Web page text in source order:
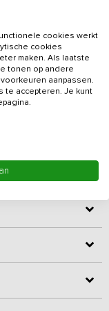
je dit
7 slaapkamers. Je
grote eigen
volleybal en
maakt het mogelijk
activiteiten te
en een
De
drempelloos en
slaapkamers, een
overloop naar een
ook een gesloten
cookies werkt
cookies
maken. Als laatste
tonen op andere
aanpassen.
te accepteren. Je kunt